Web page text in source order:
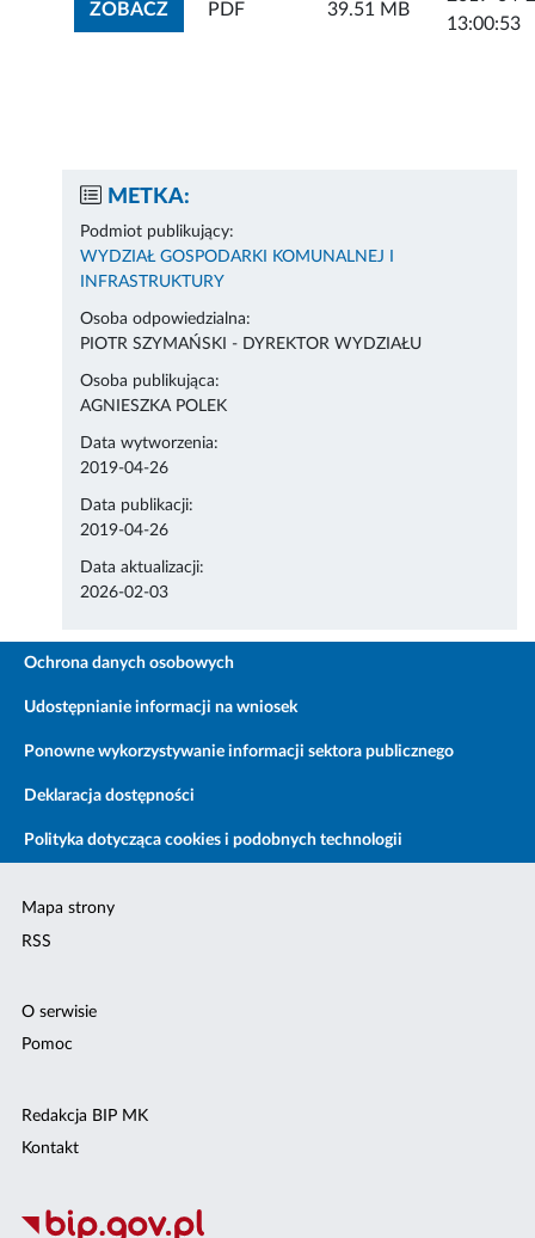
ZOBACZZOBACZ ZAŁĄCZNIK
PDF 39.51 MB
13:00:53
METKA:
Podmiot publikujący:
WYDZIAŁ GOSPODARKI KOMUNALNEJ I
INFRASTRUKTURY
Osoba odpowiedzialna:
PIOTR SZYMAŃSKI - DYREKTOR WYDZIAŁU
Osoba publikująca:
AGNIESZKA POLEK
Data wytworzenia:
2019-04-26
Data publikacji:
2019-04-26
Data aktualizacji:
2026-02-03
Ochrona danych osobowych
Udostępnianie informacji na wniosek
Ponowne wykorzystywanie informacji sektora publicznego
Deklaracja dostępności
Polityka dotycząca cookies i podobnych technologii
Mapa strony
RSS
O serwisie
Pomoc
Redakcja BIP MK
Kontakt